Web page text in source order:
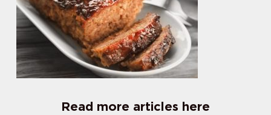
Read more articles here